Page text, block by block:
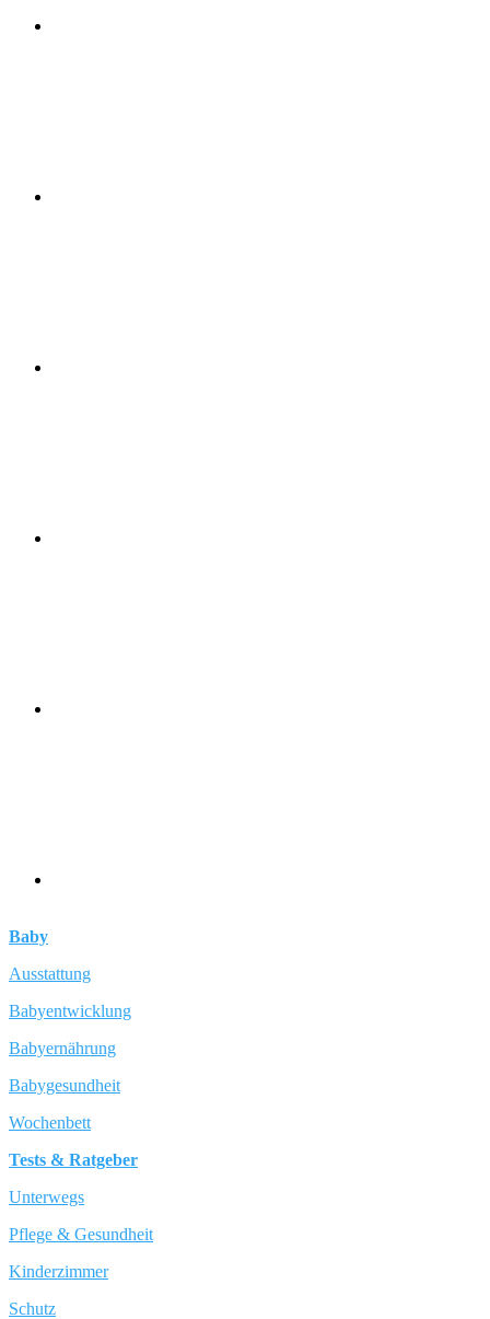
Baby
Ausstattung
Babyentwicklung
Babyernährung
Babygesundheit
Wochenbett
Tests & Ratgeber
Unterwegs
Pflege & Gesundheit
Kinderzimmer
Schutz